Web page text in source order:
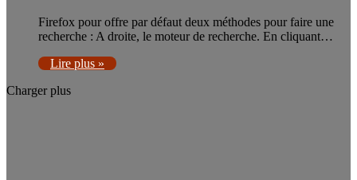
Firefox pour offre par défaut deux méthodes pour faire une
recherche : A droite, le moteur de recherche. En cliquant…
Lire plus »
Charger plus